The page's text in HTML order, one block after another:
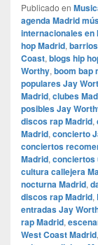
Publicado en
agenda Madrid
internacionales en
hop Madrid,
Coast, blogs hip
Worthy, boom bap
populares Jay
Madrid, clubes
posibles Jay
discos rap Madrid,
Madrid, concierto
conciertos
Madrid, conciertos
cultura callejera
nocturna Madrid,
discos rap Madrid,
entradas Jay
rap Madrid,
West Coast Madrid,